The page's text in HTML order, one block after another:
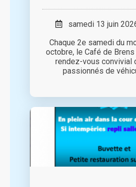
samedi 13 juin
Chaque 2e samedi du
octobre, le Café de
rendez-vous convivial
passionnés de